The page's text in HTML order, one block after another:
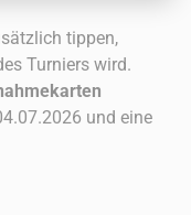
tippen,
Turniers wird.
und eine